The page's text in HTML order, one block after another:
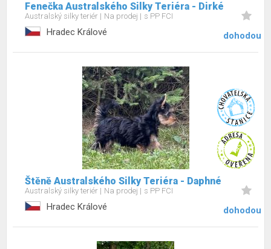
Fenečka Australského Silky Teriéra - Dirké
Australský silky teriér Na prodej s PP FCI
Hradec Králové dohodou
Štěně Australského Silky Teriéra - Daphné
Australský silky teriér Na prodej s PP FCI
Hradec Králové dohodou